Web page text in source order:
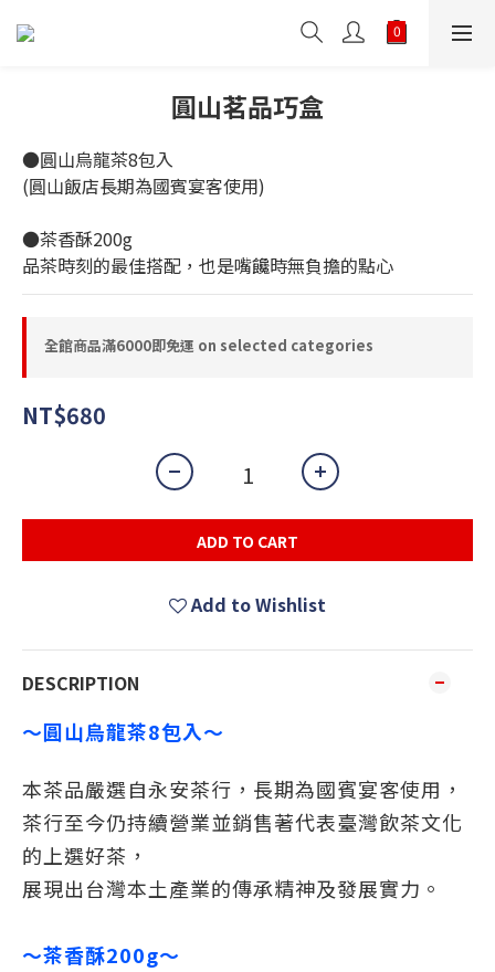
圓山茗品巧盒
●圓山烏龍茶8包入
(圓山飯店長期為國賓宴客使用)
●茶香酥200g
品茶時刻的最佳搭配，也是嘴饞時無負擔的點心
全館商品滿6000即免運 on selected categories
NT$680
ADD TO CART
Add to Wishlist
DESCRIPTION
～圓山烏龍茶8包入～
本茶品嚴選自永安茶行， 長期為國賓宴客使用 ，
茶行至今仍持續營業並銷售著代表臺灣飲茶文化
的上選好茶，
展現出台灣本土產業的傳承精神及發展實力。
～茶香酥200g～